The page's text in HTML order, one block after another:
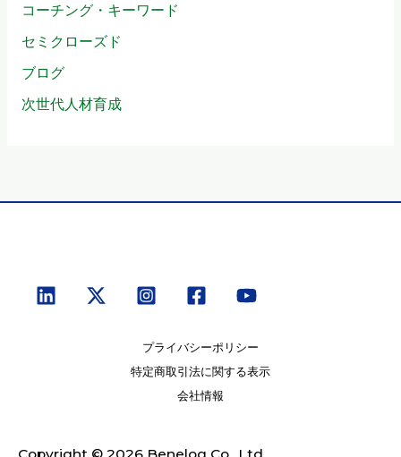
コーチング・キーワード
セミクローズド
ブログ
次世代人材育成
プライバシーポリシー
特定商取引法に関する表示
会社情報